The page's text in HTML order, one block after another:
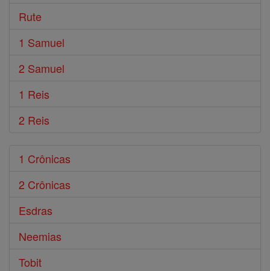
Rute
1 Samuel
2 Samuel
1 Reis
2 Reis
1 Crônicas
2 Crônicas
Esdras
Neemias
Tobit